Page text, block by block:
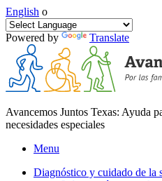
English o
Powered by Translate
Avancemos Juntos Texas: Ayuda
necesidades especiales
Menu
Diagnóstico y cuidado de la